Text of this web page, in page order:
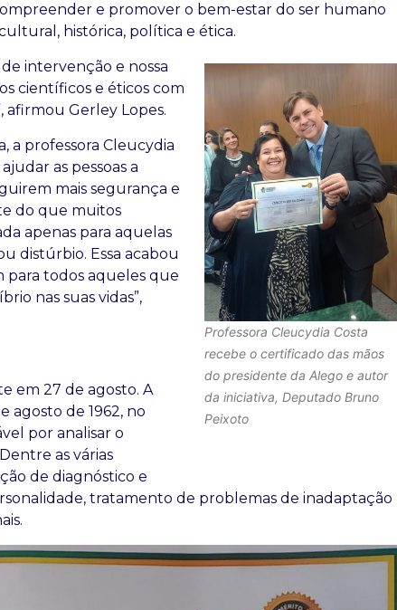
e promover o bem-estar do ser humano
histórica, política e ética.
Professora Cleucydia Costa
recebe o certificado das mãos
do presidente da Alego e autor
da iniciativa, Deputado Bruno
Peixoto
intervenção e nossa
científicos e éticos com
afirmou Gerley Lopes.
a professora Cleucydia
as pessoas a
mais segurança e
do que muitos
apenas para aquelas
distúrbio. Essa acabou
todos aqueles que
nas suas vidas”,
em 27 de agosto. A
agosto de 1962, no
por analisar o
as várias
de diagnóstico e
tratamento de problemas de inadaptação